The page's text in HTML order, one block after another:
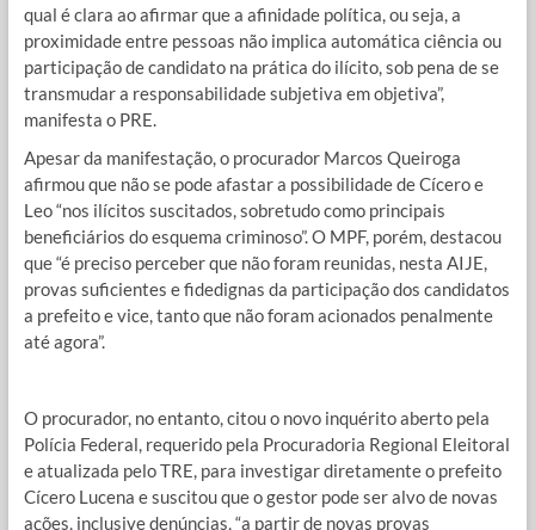
qual é clara ao afirmar que a afinidade política, ou seja, a
proximidade entre pessoas não implica automática ciência ou
participação de candidato na prática do ilícito, sob pena de se
transmudar a responsabilidade subjetiva em objetiva”,
manifesta o PRE.
Apesar da manifestação, o procurador Marcos Queiroga
afirmou que não se pode afastar a possibilidade de Cícero e
Leo “nos ilícitos suscitados, sobretudo como principais
beneficiários do esquema criminoso”. O MPF, porém, destacou
que “é preciso perceber que não foram reunidas, nesta AIJE,
provas suficientes e fidedignas da participação dos candidatos
a prefeito e vice, tanto que não foram acionados penalmente
até agora”.
O procurador, no entanto, citou o novo inquérito aberto pela
Polícia Federal, requerido pela Procuradoria Regional Eleitoral
e atualizada pelo TRE, para investigar diretamente o prefeito
Cícero Lucena e suscitou que o gestor pode ser alvo de novas
ações, inclusive denúncias, “a partir de novas provas